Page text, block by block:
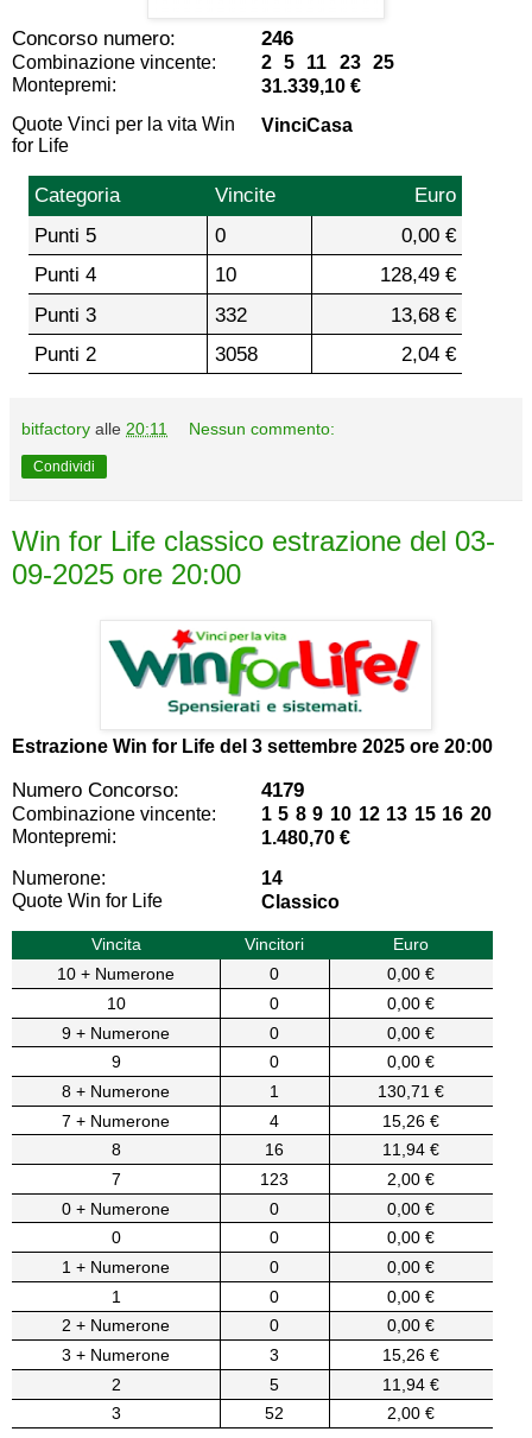
Concorso numero: 246
Combinazione vincente:
2 5 11 23 25
Montepremi:
31.339,10 €
Quote Vinci per la vita Win
for Life
VinciCasa
Categoria Vincite
Euro
Punti 5
0
0,00 €
Punti 4
10
128,49 €
Punti 3
332
13,68 €
Punti 2
3058 2,04 €
bitfactory alle 20:11 Nessun commento:
Condividi
Win for Life classico estrazione del 03-
09-2025 ore 20:00
Estrazione Win for Life del 3 settembre 2025 ore 20:00
Numero Concorso: 4179
Combinazione vincente:
1 5 8 9 10 12 13 15 16 20
Montepremi:
1.480,70 €
Numerone:
14
Quote Win for Life
Classico
Vincita Vincitori
Euro
10 + Numerone
0
0,00 €
10
0
0,00 €
9 + Numerone
0
0,00 €
9
0
0,00 €
8 + Numerone
1
130,71 €
7 + Numerone
4
15,26 €
8
16
11,94 €
7
123
2,00 €
0 + Numerone
0
0,00 €
0
0
0,00 €
1 + Numerone
0
0,00 €
1
0
0,00 €
2 + Numerone
0
0,00 €
3 + Numerone
3
15,26 €
2
5
11,94 €
3
52 2,00 €